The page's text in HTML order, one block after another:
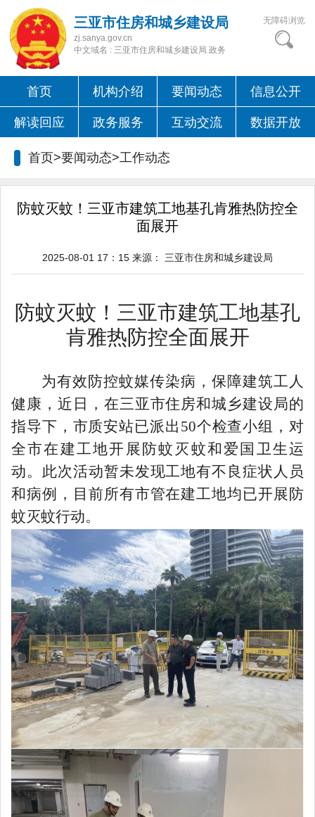
三亚市住房和城乡建设局
zj.sanya.gov.cn
中文域名 : 三亚市住房和城乡建设局.政务
无障碍浏览
首页 机构介绍 要闻动态 信息公开
解读回应 政务服务 互动交流 数据开放
首页>要闻动态>工作动态
防蚊灭蚊！三亚市建筑工地基孔肯雅热防控全
面展开
2025-08-01 17：15 来源： 三亚市住房和城乡建设局
防蚊灭蚊！三亚市建筑工地基孔
肯雅热防控全面展开
为有效防控蚊媒传染病，保障建筑工人
健康，近日，在三亚市住房和城乡建设局的
指导下，市质安站已派出 50个检查小组，对
全市在建工地开展防蚊灭蚊和爱国卫生运
动。此次活动暂未发现工地有不良症状人员
和病例，目前所有市管在建工地均已开展防
蚊灭蚊行动。